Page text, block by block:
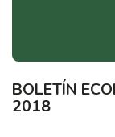
BOLETÍN
2018